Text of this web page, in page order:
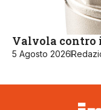
Valvola contro
5 Agosto 2026